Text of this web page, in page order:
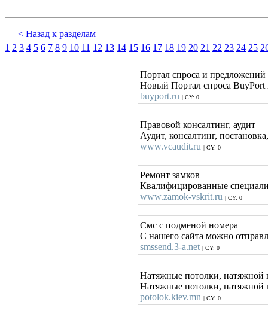
< Назад к разделам
1 2 3 4 5 6 7 8 9 10 11 12 13 14 15 16 17 18 19 20 21 22 23 24 25
Портал спроса и
Новый Портал спроса BuyPort
buyport.ru | CY: 0
Правовой консалтинг, аудит
Аудит, консалтинг,
www.vcaudit.ru | CY: 0
Ремонт замков
Квалифицированные
www.zamok-vskrit.ru | CY: 0
Смс с подменой номера
С нашего сайта можно
smssend.3-a.net | CY: 0
Натяжные потолки, натяжной
Натяжные потолки, натяжной
potolok.kiev.mn | CY: 0